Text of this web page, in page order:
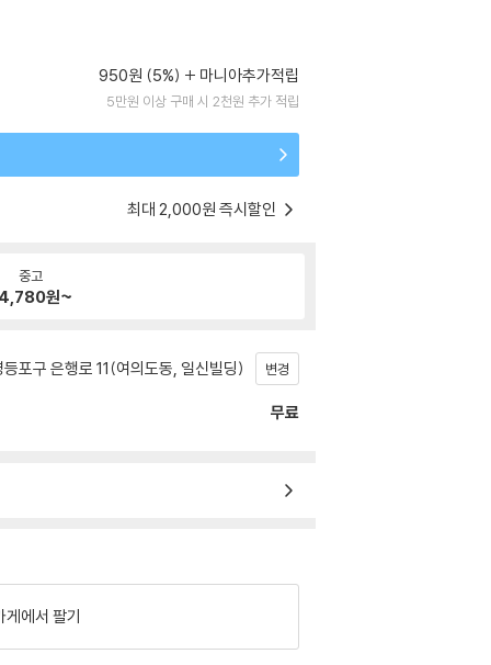
950원 (5%) 마니아추가적립
5만원 이상 구매 시 2천원 추가 적립
최대 2,000원 즉시할인
중고
원~
포구 은행로 11(여의도동, 일신빌딩) 변경
무료
게에서 팔기